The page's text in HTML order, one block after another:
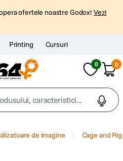
ofertele noastre Godox! Vezi
Printing Cursuri
0 0
caracteristici...
de imagine Cage and Rig